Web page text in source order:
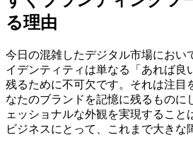
る理由
今日の混雑したデジタル市場におい
イデンティティは単なる「あれば良
残るために不可欠です。それは注目
なたのブランドを記憶に残るものに
ェッショナルな外観を実現すること
ビジネスにとって、これまで大きな